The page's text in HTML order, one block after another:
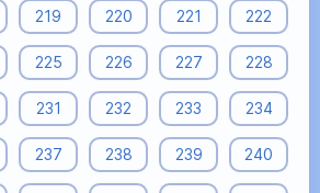
219 220 221 222
225 226 227 228
231 232 233 234
237 238 239 240